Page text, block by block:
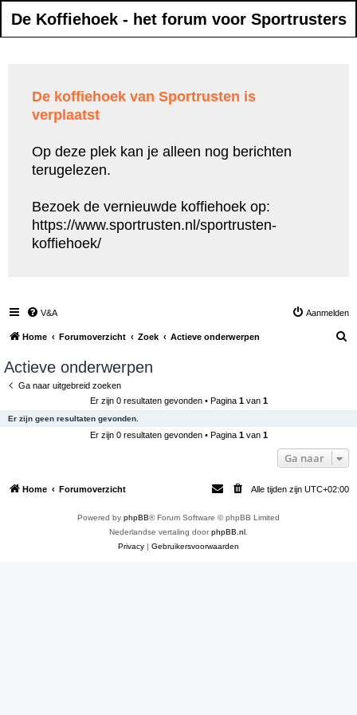
De Koffiehoek - het forum voor Sportrusters
De koffiehoek van Sportrusten is
verplaatst
Op deze plek kan je alleen nog berichten
terugelezen.
Bezoek de vernieuwde koffiehoek op:
https://www.sportrusten.nl/sportrusten-
koffiehoek/
V&A Aanmelden
Home Forumoverzicht Zoek Actieve onderwerpen
Actieve onderwerpen
Ga naar uitgebreid zoeken
Er zijn 0 resultaten gevonden • Pagina 1van 1
Er zijn geen resultaten gevonden.
Er zijn 0 resultaten gevonden • Pagina 1van 1
Ga naar
Home Forumoverzicht Alle tijden zijn UTC+02:00
Powered by phpBB® Forum Software © phpBB Limited
Nederlandse vertaling doorphpBB.nl
Privacy | Gebruikersvoorwaarden